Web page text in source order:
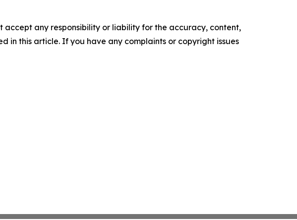
accept any responsibility or liability for the accuracy, content,
in this article. If you have any complaints or copyright issues